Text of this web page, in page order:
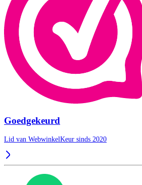
Goedgekeurd
Lid van WebwinkelKeur sinds 2020